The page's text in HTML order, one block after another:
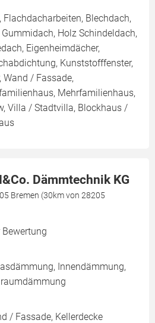
Blechdach,
Holz Schindeldach,
Eigenheimdächer,
Kunststofffenster,
Wand / Fassade,
Mehrfamilienhaus,
Villa / Stadtvilla, Blockhaus /
Dämmtechnik KG
Bremen (30km von 28205
Innendämmung,
/ Fassade, Kellerdecke